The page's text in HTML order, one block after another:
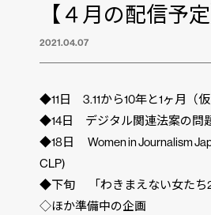
【４月の配信予定
2021.04.07
◆11日 3.11から10年と1ヶ月（
◆14日 デジタル関連法案の問
◆18日 Women in Journalism
CLP)
◆下旬 「わきまえない女たち2
◇ほか準備中の企画